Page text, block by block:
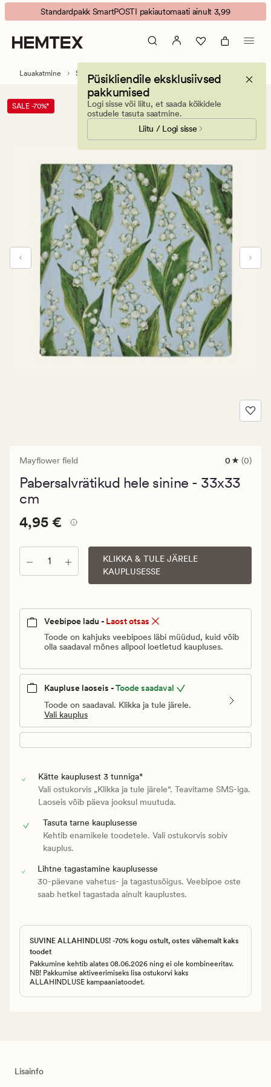
Mayflower
field
pabersalvrätikud
hele
Animated
banner.
Press
ESCAPE
Standardpakk SmartPOSTI pakiautomaati ainult 3,99
Püsikliendile eksklusiivsed
pakkumised
Logi sisse või liitu, et saada kõikidele
ostudele tasuta saatmine.
Liitu / Logi sisse
Lauakatmine Salvrätikud Salvrätikud
SALE -70%*
Mayflower field
0
keskmise
0 (0)
Pabersalvrätikud hele sinine - 33x33
cm
Pris_ee
4,95
€.
Vanlig
pris_ee
Pris_ee 4,95 €
4,95 €
Kogus
KLIKKA & TULE JÄRELE
KAUPLUSESSE
Veebipoe ladu - Laost otsas
Toode on kahjuks veebipoes läbi müüdud, kuid võib
olla saadaval mõnes allpool loetletud kaupluses.
Kaupluse laoseis -Toode saadaval
Toode on saadaval. Klikka ja tule järele.
Vali kauplus
Kätte kauplusest 3 tunniga*
Vali ostukorvis „Klikka ja tule järele“. Teavitame SMS-iga.
Laoseis võib päeva jooksul muutuda.
Tasuta tarne kauplusesse
Kehtib enamikele toodetele. Vali ostukorvis sobiv
kauplus.
Lihtne tagastamine kauplusesse
30-päevane vahetus- ja tagastusõigus. Veebipoe oste
saab hetkel tagastada ainult kauplustes.
SUVINE ALLAHINDLUS! -70% kogu ostult, ostes vähemalt kaks
toodet
Pakkumine kehtib alates 08.06.2026 ning ei ole kombineeritav.
NB! Pakkumise aktiveerimiseks lisa ostukorvi kaks
ALLAHINDLUSE kampaaniatoodet.
Lisainfo